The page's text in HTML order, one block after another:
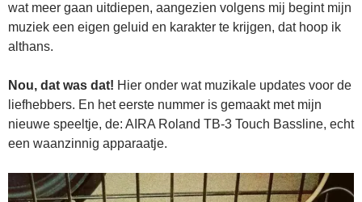
wat meer gaan uitdiepen, aangezien volgens mij begint mijn
muziek een eigen geluid en karakter te krijgen, dat hoop ik
althans.
Nou, dat was dat! Hier onder wat muzikale updates voor de
liefhebbers. En het eerste nummer is gemaakt met mijn
nieuwe speeltje, de: AIRA Roland TB-3 Touch Bassline, echt
een waanzinnig apparaatje.